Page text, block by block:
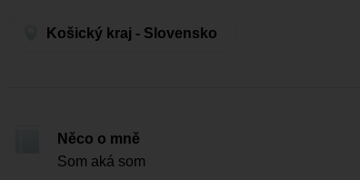
Košický kraj - Slovensko
Něco o mně
Som aká som